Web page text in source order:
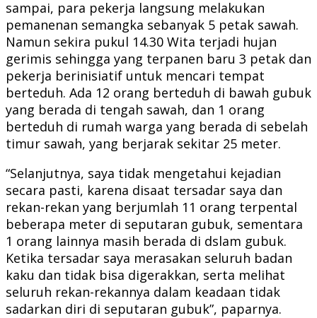
sampai, para pekerja langsung melakukan
pemanenan semangka sebanyak 5 petak sawah.
Namun sekira pukul 14.30 Wita terjadi hujan
gerimis sehingga yang terpanen baru 3 petak dan
pekerja berinisiatif untuk mencari tempat
berteduh. Ada 12 orang berteduh di bawah gubuk
yang berada di tengah sawah, dan 1 orang
berteduh di rumah warga yang berada di sebelah
timur sawah, yang berjarak sekitar 25 meter.
“Selanjutnya, saya tidak mengetahui kejadian
secara pasti, karena disaat tersadar saya dan
rekan-rekan yang berjumlah 11 orang terpental
beberapa meter di seputaran gubuk, sementara
1 orang lainnya masih berada di dslam gubuk.
Ketika tersadar saya merasakan seluruh badan
kaku dan tidak bisa digerakkan, serta melihat
seluruh rekan-rekannya dalam keadaan tidak
sadarkan diri di seputaran gubuk”, paparnya.